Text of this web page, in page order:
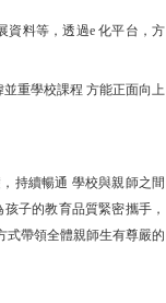
資料等，透過e 化平台，方
重學校課程 方能正面向上
持續暢通 學校與親師之間
子的教育品質緊密攜手，
式帶領全體親師生有尊嚴的